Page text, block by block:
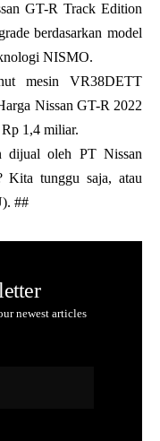
GT-R Track Edition
berdasarkan model
NISMO.
mesin VR38DETT
Nissan GT-R 2022
1,4 miliar.
dijual oleh PT Nissan
Kita tunggu saja, atau
##
newest articles